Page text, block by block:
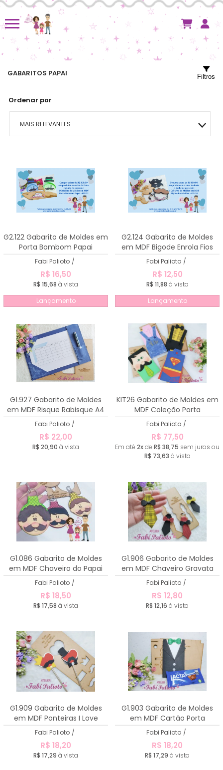
GABARITOS PAPAI
Ordenar por
MAIS RELEVANTES
MENOR PREÇO
MAIOR PREÇO
Filtros
G2.122 Gabarito de Moldes em
Porta Bombom Papai
Fabi Palioto /
R$ 16,50
R$ 15,68 à vista
Lançamento
G2.124 Gabarito de Moldes
em MDF Bigode Enrola Fios
Fabi Palioto /
R$ 12,50
R$ 11,88 à vista
Lançamento
G1.927 Gabarito de Moldes
em MDF Risque Rabisque A4
Fabi Palioto /
R$ 22,00
R$ 20,90 à vista
KIT26 Gabarito de Moldes em
MDF Coleção Porta
Chocolate para o Papai
Fabi Palioto /
R$ 77,50
Em até 2xde R$ 38,75 sem juros ou
R$ 73,63 à vista
G1.086 Gabarito de Moldes
em MDF Chaveiro do Papai
Fabi Palioto /
R$ 18,50
R$ 17,58 à vista
G1.906 Gabarito de Moldes
em MDF Chaveiro Gravata
Fabi Palioto /
R$ 12,80
R$ 12,16 à vista
G1.909 Gabarito de Moldes
em MDF Ponteiras I Love
Papai
Fabi Palioto /
R$ 18,20
R$ 17,29 à vista
G1.903 Gabarito de Moldes
em MDF Cartão Porta
Chocolate para o papai
Fabi Palioto /
R$ 18,20
R$ 17,29 à vista